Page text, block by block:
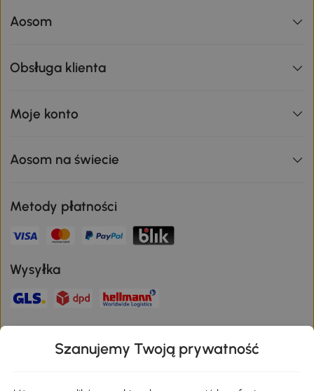
Aosom
Obsługa klienta
Moje konto
Aosom na świecie
Metody płatności
Wysyłka
Szanujemy Twoją prywatność